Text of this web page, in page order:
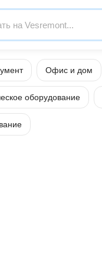
Офис и дом
оборудование